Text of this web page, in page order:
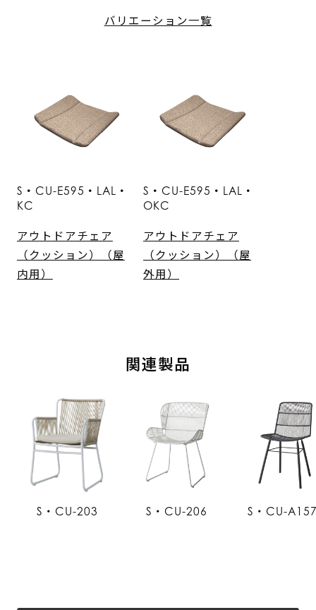
バリエーション一覧
S・CU-E595・LAL・
KC
アウトドアチェア
（クッション）（屋
内用）
S・CU-E595・LAL・
OKC
アウトドアチェア
（クッション）（屋
外用）
関連製品
S・CU-203 S・CU-206 S・CU-